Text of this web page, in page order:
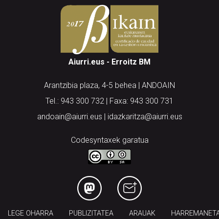
Aiurri.eus - Erroitz BM
Arantzibia plaza, 4-5 behea | ANDOAIN
Tel.: 943 300 732 | Faxa: 943 300 731
andoain@aiurri.eus | idazkaritza@aiurri.eus
Codesyntaxek garatua
LEGE OHARRA PUBLIZITATEA ARAUAK